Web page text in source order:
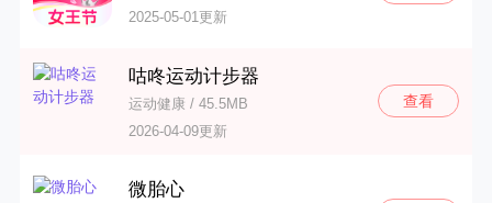
2025-05-01更新
咕咚运动计步器
运动健康 / 45.5MB
2026-04-09更新
查看
微胎心